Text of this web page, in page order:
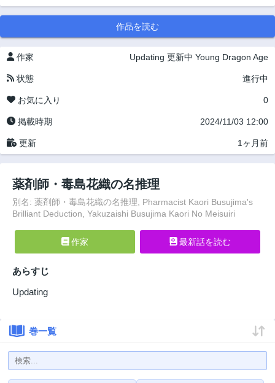
作品を読む
作家 Updating 更新中 Young Dragon Age
状態 進行中
お気に入り 0
掲載時期 2024/11/03 12:00
更新 1ヶ月前
薬剤師・毒島花織の名推理
別名: 薬剤師・毒島花織の名推理, Pharmacist Kaori Busujima's
Brilliant Deduction, Yakuzaishi Busujima Kaori No Meisuiri
作家 最新話を読む
あらすじ
Updating
巻一覧